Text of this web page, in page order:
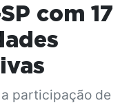
com 17
participação de